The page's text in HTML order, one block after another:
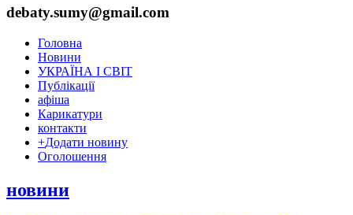
debaty.sumy@gmail.com
Головна
Новини
УКРАЇНА І СВІТ
Публікації
афіша
Карикатури
контакти
+Додати новину
Оголошення
новини